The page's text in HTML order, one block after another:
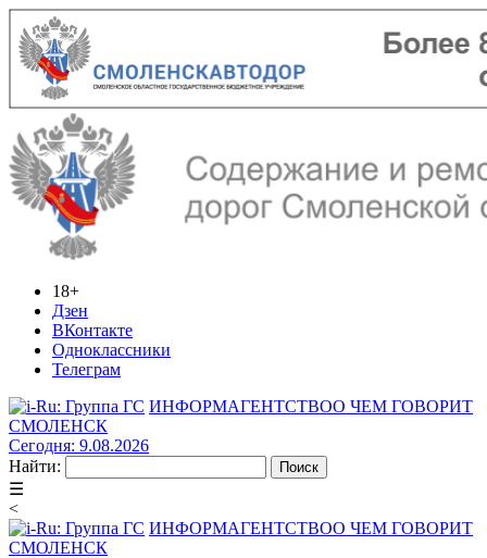
18+
Дзен
ВКонтакте
Одноклассники
Телеграм
ИНФОРМАГЕНТСТВОО ЧЕМ ГОВОРИТ
СМОЛЕНСК
Сегодня: 9.08.2026
Найти:
☰
<
ИНФОРМАГЕНТСТВОО ЧЕМ ГОВОРИТ
СМОЛЕНСК